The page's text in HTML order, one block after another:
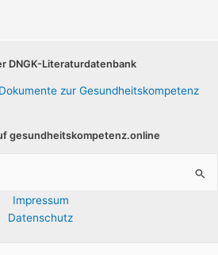
DNGK-Literaturdatenbank
zur Gesundheitskompetenz
gesundheitskompetenz.online
Impressum
Datenschutz